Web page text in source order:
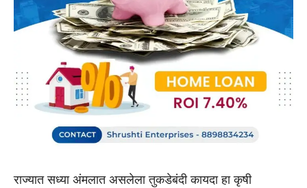
राज्यात सध्या अंमलात असलेला तुकडेबंदी कायदा हा कृषी